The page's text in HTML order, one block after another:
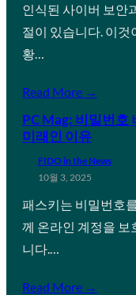
인식된 사이버 보안
절이 있습니다. 이것
황…
Read More →
PC Mag: 비밀번호
미래인 이유
FIDO in the News
10월 3, 2025
패스키는 비밀번호
께 온라인 계정을 보
니다.…
Read More →